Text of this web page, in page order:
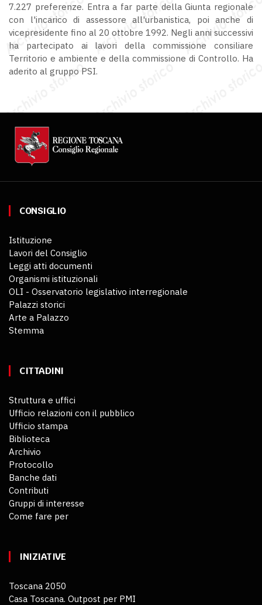
7.227 preferenze. Entra a far parte della Giunta regionale
con l'incarico di assessore all'urbanistica, poi anche di
vicepresidente fino al 20 ottobre 1992. Negli anni successivi
ha partecipato ai lavori della commissione consiliare
Territorio e ambiente e della commissione di Controllo. Ha
aderito al gruppo PSI.
CONSIGLIO
Istituzione
Lavori del Consiglio
Leggi atti documenti
Organismi istituzionali
OLI - Osservatorio legislativo interregionale
Palazzi storici
Arte a Palazzo
Stemma
CITTADINI
Struttura e uffici
Ufficio relazioni con il pubblico
Ufficio stampa
Biblioteca
Archivio
Protocollo
Banche dati
Contributi
Gruppi di interesse
Come fare per
INIZIATIVE
Toscana 2050
Casa Toscana. Outpost per PMI